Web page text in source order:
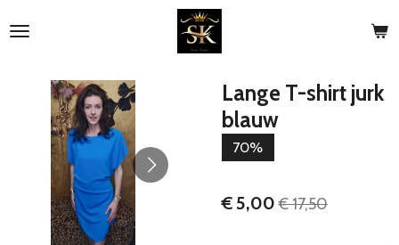
direct
hoofdinhoud
Lange T-shirt jurk
blauw
70%
€ 5,00 € 17,50